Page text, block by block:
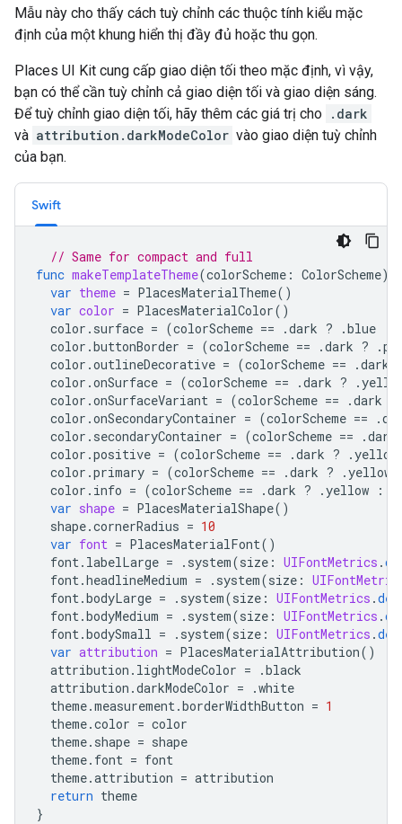
Mẫu này cho thấy cách tuỳ chỉnh các thuộc tính kiểu mặc
định của một khung hiển thị đầy đủ hoặc thu gọn.
Places UI Kit cung cấp giao diện tối theo mặc định, vì vậy,
bạn có thể cần tuỳ chỉnh cả giao diện tối và giao diện sáng.
Để tuỳ chỉnh giao diện tối, hãy thêm các giá trị cho .dark
và attribution.darkModeColor vào giao diện tuỳ chỉnh
của bạn.
Swift
// Same for compact and full
func makeTemplateTheme(colorScheme : ColorScheme)
var theme = PlacesMaterialTheme()
var color = PlacesMaterialColor()
color . surface = (colorScheme == .dark ? .blue
color .buttonBorder = (colorScheme == .dark ? .
color .outlineDecorative = (colorScheme == .dark
color .onSurface = (colorScheme == .dark ? .
color .onSurfaceVariant = (colorScheme == .dark
color .onSecondaryContainer = (colorScheme == .
color . secondaryContainer = (colorScheme == .dark
color .positive = (colorScheme == .dark ? .yellow
color .primary = (colorScheme == .dark ? .yellow
color . info = (colorScheme == .dark ? .yellow :
var shape = PlacesMaterialShape()
shape.cornerRadius = 10
var font = PlacesMaterialFont()
font. labelLarge = . system(size : UIFontMetrics .
font.headlineMedium = . system(size :
font.bodyLarge = . system(size : UIFontMetrics .
font.bodyMedium = . system(size : UIFontMetrics .
font.bodySmall = . system(size : UIFontMetrics .
var attribution = PlacesMaterialAttribution()
attribution . lightModeColor = .black
attribution .darkModeColor = .white
theme.measurement.borderWidthButton = 1
theme.color = color
theme. shape = shape
theme. font = font
theme.attribution = attribution
return theme
}